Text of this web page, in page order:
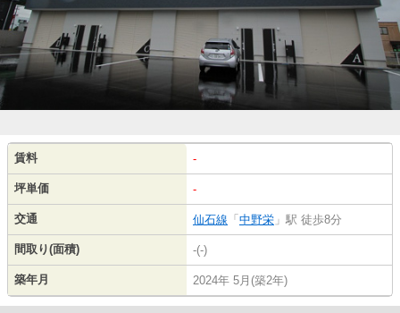
賃料 -
坪単価 -
交通 仙石線 「 中野栄 」駅 徒歩8分
間取り(面積) -(-)
築年月 2024年 5月(築2年)